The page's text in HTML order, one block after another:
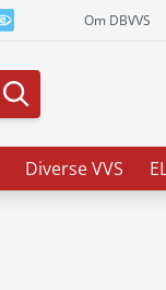
Om DBVVS
Diverse VVS